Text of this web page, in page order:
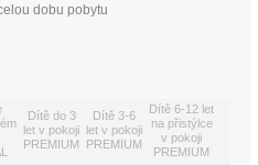
dobu pobytu
Dítě do 3
let v pokoji
PREMIUM
Dítě 3-6
let v pokoji
PREMIUM
Dítě 6-12 let
na přistýlce
v pokoji
PREMIUM